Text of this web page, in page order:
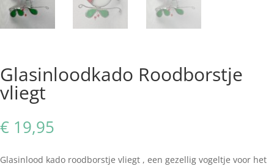
Glasinloodkado Roodborstje
vliegt
€ 19,95
Glasinlood kado roodborstje vliegt , een gezellig vogeltje voor het